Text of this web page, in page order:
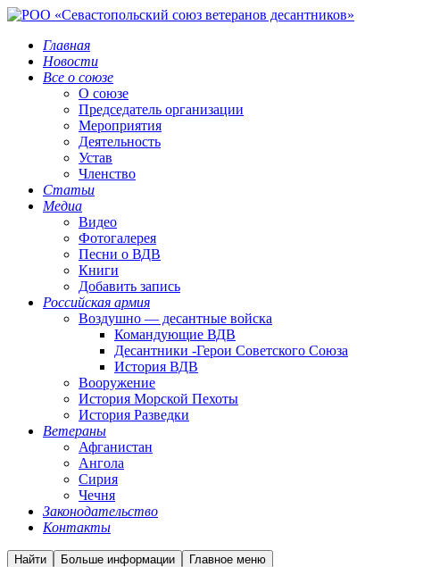
Главная
Новости
Все о союзе
О союзе
Председатель организации
Мероприятия
Деятельность
Устав
Членство
Статьи
Медиа
Видео
Фотогалерея
Песни о ВДВ
Книги
Добавить запись
Российская армия
Воздушно — десантные войска
Командующие ВДВ
Десантники -Герои Советского Союза
История ВДВ
Вооружение
История Морской Пехоты
История Разведки
Ветераны
Афганистан
Ангола
Сирия
Чечня
Законодательство
Контакты
Найти Больше информации Главное меню